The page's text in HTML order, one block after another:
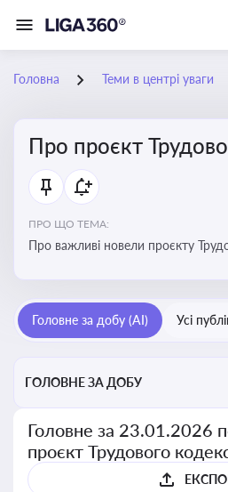
Головна Теми в центрі уваги
Про проєкт
ПРО ЩО ТЕМА:
Про важливі новели проєкту
Головне за добу (AI) Усі
ГОЛОВНЕ ЗА ДОБУ
Головне за 23.01.2026
проєкт Трудового